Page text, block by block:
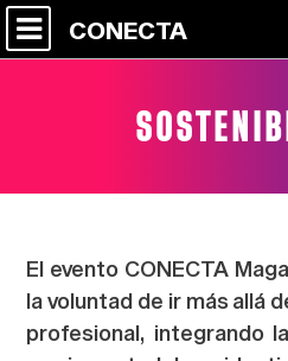
CONECTA
El evento CONECTA
la voluntad de ir más allá
profesional, integrando